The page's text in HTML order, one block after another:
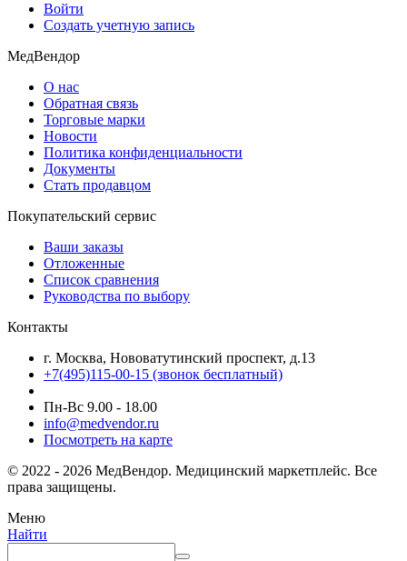
Войти
Создать учетную запись
МедВендор
О нас
Обратная связь
Торговые марки
Новости
Политика конфиденциальности
Документы
Стать продавцом
Покупательский сервис
Ваши заказы
Отложенные
Список сравнения
Руководства по выбору
Контакты
г. Москва, Нововатутинский проспект, д.13
+7(495)115-00-15 (звонок бесплатный)
Пн-Вс 9.00 - 18.00
info@medvendor.ru
Посмотреть на карте
© 2022 - 2026 МедВендор. Медицинский маркетплейс. Все
права защищены.
Меню
Найти